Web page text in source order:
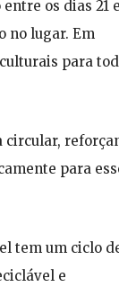
os dias 21 e
no lugar. Em
para
circular,
para
tem um ciclo
e